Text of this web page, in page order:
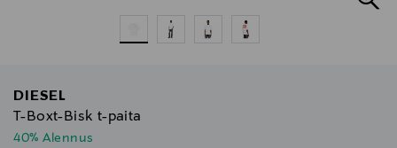
DIESEL
T-Boxt-Bisk t-paita
40% Alennus